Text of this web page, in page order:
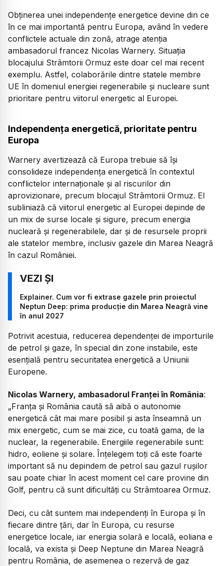
Obținerea unei independențe energetice devine din ce
în ce mai importantă pentru Europa, având în vedere
conflictele actuale din zonă, atrage atenția
ambasadorul francez Nicolas Warnery. Situația
blocajului Strâmtorii Ormuz este doar cel mai recent
exemplu. Astfel, colaborările dintre statele membre
UE în domeniul energiei regenerabile și nucleare sunt
prioritare pentru viitorul energetic al Europei.
Independența energetică, prioritate pentru
Europa
Warnery avertizează că Europa trebuie să își
consolideze independența energetică în contextul
conflictelor internaționale și al riscurilor din
aprovizionare, precum blocajul Strâmtorii Ormuz. El
subliniază că viitorul energetic al Europei depinde de
un mix de surse locale și sigure, precum energia
nucleară și regenerabilele, dar și de resursele proprii
ale statelor membre, inclusiv gazele din Marea Neagră
în cazul României.
Explainer. Cum vor fi extrase gazele prin proiectul
Neptun Deep: prima producție din Marea Neagră vine
în anul 2027
Potrivit acestuia, reducerea dependenței de importurile
de petrol și gaze, în special din zone instabile, este
esențială pentru securitatea energetică a Uniunii
Europene.
Nicolas Warnery, ambasadorul Franței în România:
„Franța și România caută să aibă o autonomie
energetică cât mai mare posibil și asta înseamnă un
mix energetic, cum se mai zice, cu toată gama, de la
nuclear, la regenerabile. Energiile regenerabile sunt:
hidro, eoliene și solare. Înțelegem toți că este foarte
important să nu depindem de petrol sau gazul rușilor
sau poate chiar în acest moment cel care provine din
Golf, pentru că sunt dificultăți cu Strâmtoarea Ormuz.
Deci, cu cât suntem mai independenți în Europa și în
fiecare dintre țări, dar în Europa, cu resurse
energetice locale, iar energia solară e locală, eoliana e
locală, va exista și Deep Neptune din Marea Neagră
pentru România, de asemenea o rezervă de gaz